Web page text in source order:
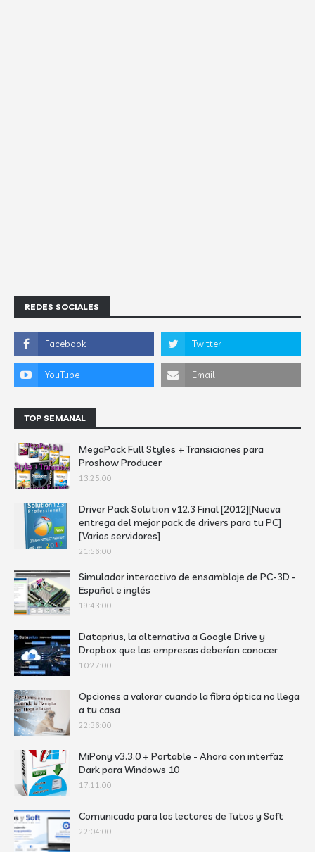
REDES SOCIALES
TOP SEMANAL
MegaPack Full Styles + Transiciones para
Proshow Producer
13:25:00
Driver Pack Solution v12.3 Final [2012][Nueva
entrega del mejor pack de drivers para tu PC]
[Varios servidores]
21:56:00
Simulador interactivo de ensamblaje de PC-3D -
Español e inglés
19:43:00
Dataprius, la alternativa a Google Drive y
Dropbox que las empresas deberían conocer
10:27:00
Opciones a valorar cuando la fibra óptica no llega
a tu casa
22:36:00
MiPony v3.3.0 + Portable - Ahora con interfaz
Dark para Windows 10
17:11:00
Comunicado para los lectores de Tutos y Soft
22:04:00